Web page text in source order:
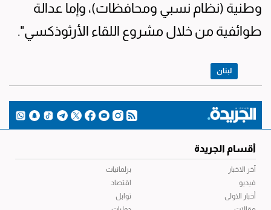
وطنية (نظام نسبي ومحافظات)، وإما عدالة
طوائفية من خلال مشروع اللقاء الأرثوذكسي".
لبنان
أقسام الجريدة
آخر الاخبار
فيديو
أخبار الاولى
برلمانيات
اقتصاد
توابل